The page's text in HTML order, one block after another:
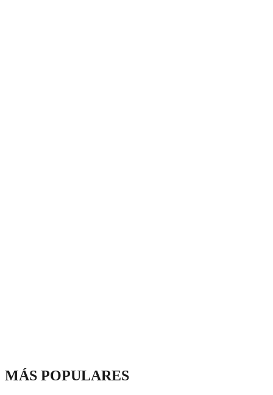
MÁS POPULARES